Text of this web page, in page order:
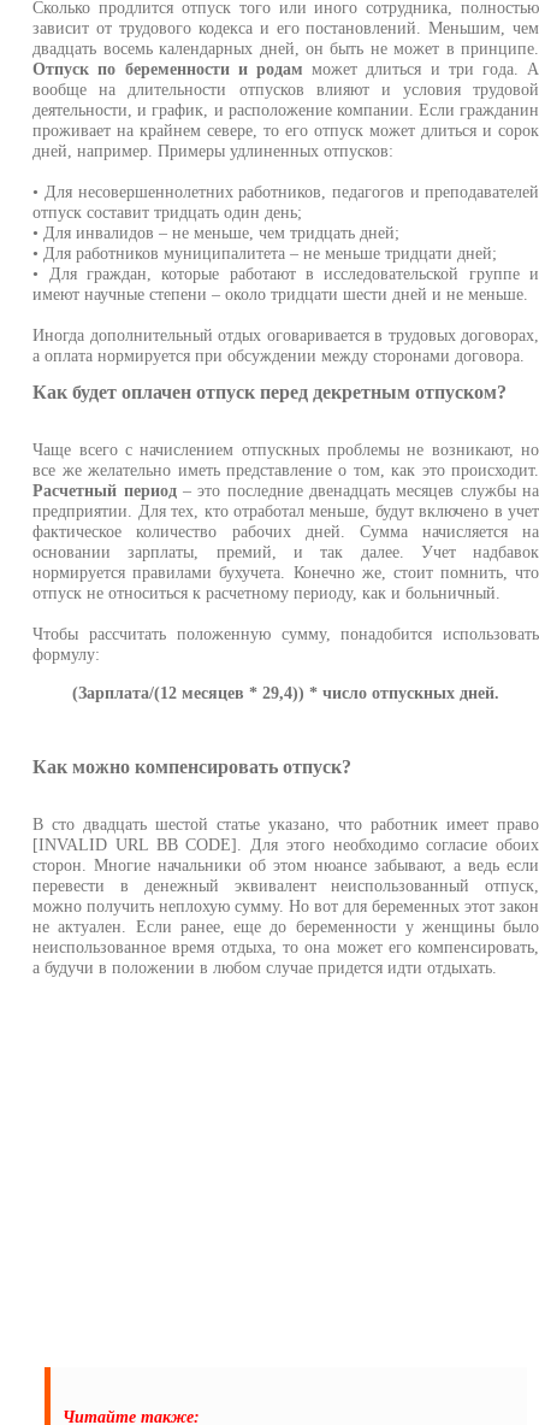
Сколько продлится отпуск того или иного сотрудника, полностью
зависит от трудового кодекса и его постановлений. Меньшим, чем
двадцать восемь календарных дней, он быть не может в принципе.
Отпуск по беременности и родам может длиться и три года. А
вообще на длительности отпусков влияют и условия трудовой
деятельности, и график, и расположение компании. Если гражданин
проживает на крайнем севере, то его отпуск может длиться и сорок
дней, например. Примеры удлиненных отпусков:
• Для несовершеннолетних работников, педагогов и преподавателей
отпуск составит тридцать один день;
• Для инвалидов – не меньше, чем тридцать дней;
• Для работников муниципалитета – не меньше тридцати дней;
• Для граждан, которые работают в исследовательской группе и
имеют научные степени – около тридцати шести дней и не меньше.
Иногда дополнительный отдых оговаривается в трудовых договорах,
а оплата нормируется при обсуждении между сторонами договора.
Как будет оплачен отпуск перед декретным отпуском?
Чаще всего с начислением отпускных проблемы не возникают, но
все же желательно иметь представление о том, как это происходит.
Расчетный период– это последние двенадцать месяцев службы на
предприятии. Для тех, кто отработал меньше, будут включено в учет
фактическое количество рабочих дней. Сумма начисляется на
основании зарплаты, премий, и так далее. Учет надбавок
нормируется правилами бухучета. Конечно же, стоит помнить, что
отпуск не относиться к расчетному периоду, как и больничный.
Чтобы рассчитать положенную сумму, понадобится использовать
формулу:
(Зарплата/(12 месяцев * 29,4)) * число отпускных дней.
Как можно компенсировать отпуск?
В сто двадцать шестой статье указано, что работник имеет право
[INVALID URL BB CODE]. Для этого необходимо согласие обоих
сторон. Многие начальники об этом нюансе забывают, а ведь если
перевести в денежный эквивалент неиспользованный отпуск,
можно получить неплохую сумму. Но вот для беременных этот закон
не актуален. Если ранее, еще до беременности у женщины было
неиспользованное время отдыха, то она может его компенсировать,
а будучи в положении в любом случае придется идти отдыхать.
Читайте также: